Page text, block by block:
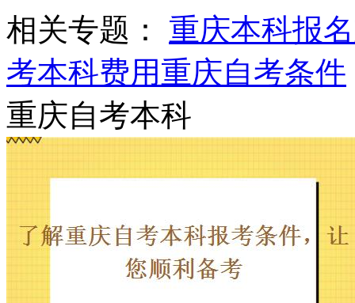
相关专题： 重庆本科报名
考本科费用重庆自考条件
重庆自考本科